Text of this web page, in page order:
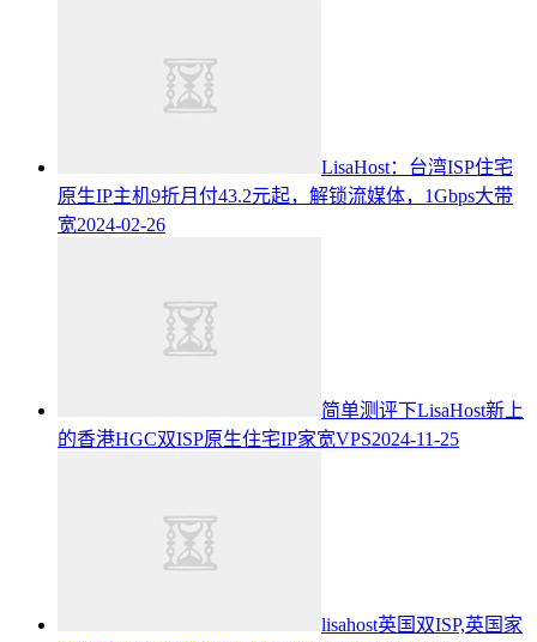
LisaHost：台湾ISP住宅
原生IP主机9折月付43.2元起，解锁流媒体，1Gbps大带
宽2024-02-26
简单测评下LisaHost新上
的香港HGC双ISP原生住宅IP家宽VPS2024-11-25
lisahost英国双ISP,英国家